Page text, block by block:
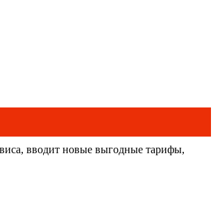
вводит новые выгодные тарифы,